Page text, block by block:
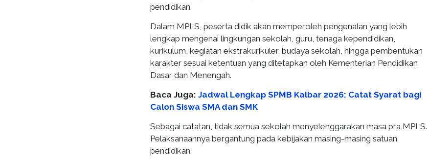
pendidikan.
Dalam MPLS, peserta didik akan memperoleh pengenalan yang lebih
lengkap mengenai lingkungan sekolah, guru, tenaga kependidikan,
kurikulum, kegiatan ekstrakurikuler, budaya sekolah, hingga pembentukan
karakter sesuai ketentuan yang ditetapkan oleh Kementerian Pendidikan
Dasar dan Menengah.
Baca Juga: Jadwal Lengkap SPMB Kalbar 2026: Catat Syarat bagi
Calon Siswa SMA dan SMK
Sebagai catatan, tidak semua sekolah menyelenggarakan masa pra MPLS.
Pelaksanaannya bergantung pada kebijakan masing-masing satuan
pendidikan.